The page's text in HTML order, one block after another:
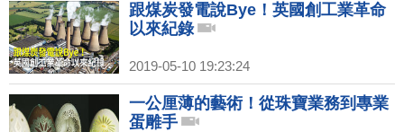
跟煤炭發電說Bye！英國創工業革命
以來紀錄
2019-05-10 19:23:24
一公厘薄的藝術！從珠寶業務到專業
蛋雕手